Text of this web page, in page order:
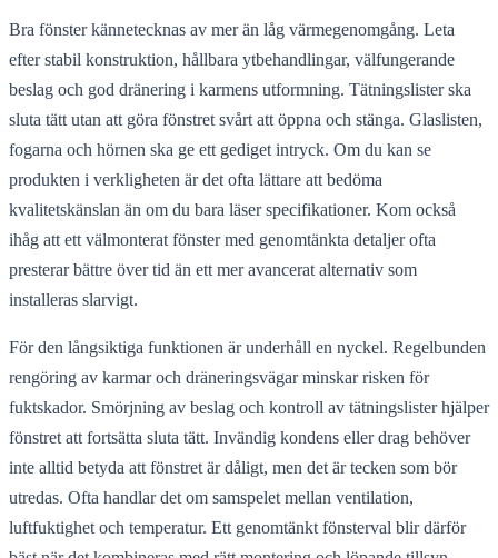
Bra fönster kännetecknas av mer än låg värmegenomgång. Leta
efter stabil konstruktion, hållbara ytbehandlingar, välfungerande
beslag och god dränering i karmens utformning. Tätningslister ska
sluta tätt utan att göra fönstret svårt att öppna och stänga. Glaslisten,
fogarna och hörnen ska ge ett gediget intryck. Om du kan se
produkten i verkligheten är det ofta lättare att bedöma
kvalitetskänslan än om du bara läser specifikationer. Kom också
ihåg att ett välmonterat fönster med genomtänkta detaljer ofta
presterar bättre över tid än ett mer avancerat alternativ som
installeras slarvigt.
För den långsiktiga funktionen är underhåll en nyckel. Regelbunden
rengöring av karmar och dräneringsvägar minskar risken för
fuktskador. Smörjning av beslag och kontroll av tätningslister hjälper
fönstret att fortsätta sluta tätt. Invändig kondens eller drag behöver
inte alltid betyda att fönstret är dåligt, men det är tecken som bör
utredas. Ofta handlar det om samspelet mellan ventilation,
luftfuktighet och temperatur. Ett genomtänkt fönsterval blir därför